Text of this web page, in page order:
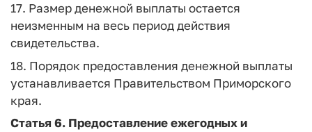
17. Размер денежной выплаты остается
неизменным на весь период действия
свидетельства.
18. Порядок предоставления денежной выплаты
устанавливается Правительством Приморского
края.
Статья 6. Предоставление ежегодных и